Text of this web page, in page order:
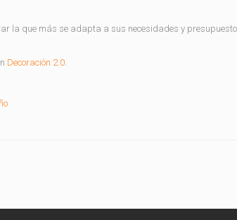
la que más se adapta a sus necesidades y
Decoración 2.0.